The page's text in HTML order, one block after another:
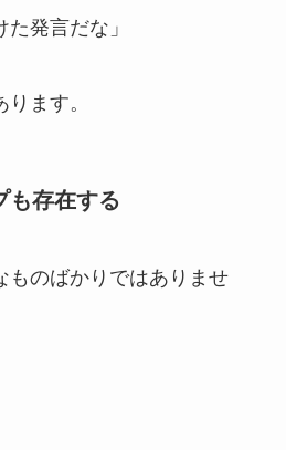
た発言だな」
ます。
も存在する
ものばかりではありませ